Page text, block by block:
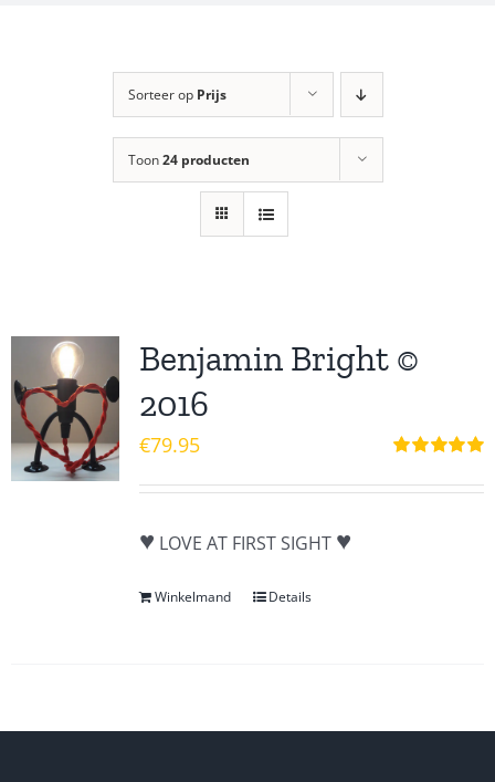
Sorteer op Prijs
Toon24 producten
Benjamin Bright ©
2016
5.00uit 5
€79.95
♥ LOVE AT FIRST SIGHT ♥
Winkelmand Details